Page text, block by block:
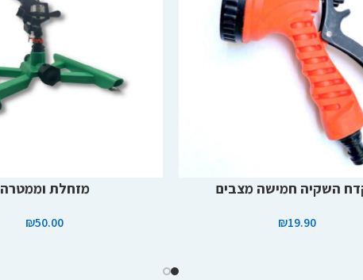
השקיה חמישה מצבים
₪19.90
מזחלת וממטרה
₪50.00